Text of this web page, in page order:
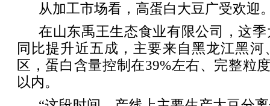
从加工市场看，高蛋白大豆广受欢迎
在山东禹王生态食业有限公司，这
同比提升近五成，主要来自黑龙江黑
区，蛋白含量控制在39%左右、完整粒
以内。